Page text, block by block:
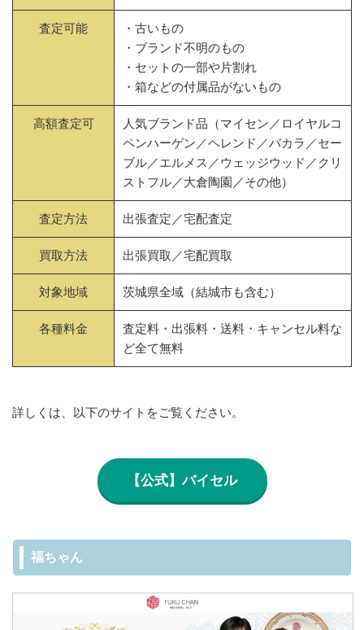
査定可能
・古いもの
・ブランド不明のもの
・セットの一部や片割れ
・箱などの付属品がないもの
高額査定可
人気ブランド品（マイセン／ロイヤルコ
ペンハーゲン／ヘレンド／バカラ／セー
ブル／エルメス／ウェッジウッド／クリ
ストフル／大倉陶園／その他）
査定方法 出張査定／宅配査定
買取方法 出張買取／宅配買取
対象地域 茨城県全域（結城市も含む）
各種料金
査定料・出張料・送料・キャンセル料な
ど全て無料
詳しくは、以下のサイトをご覧ください。
【公式】バイセル
福ちゃん